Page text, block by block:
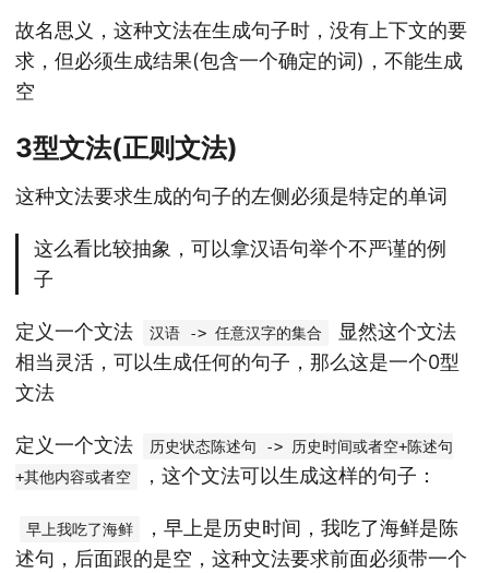
故名思义，这种文法在生成句子时，没有上下文的要
求，但必须生成结果(包含一个确定的词)，不能生成
空
3型文法(正则文法)
这种文法要求生成的句子的左侧必须是特定的单词
这么看比较抽象，可以拿汉语句举个不严谨的例
子
定义一个文法 汉语 -> 任意汉字的集合
显然这个文法
相当灵活，可以生成任何的句子，那么这是一个0型
文法
定义一个文法
历史状态陈述句 -> 历史时间或者空+陈述句
+其他内容或者空
，这个文法可以生成这样的句子：
早上我吃了海鲜
，早上是历史时间，我吃了海鲜是陈
述句，后面跟的是空，这种文法要求前面必须带一个